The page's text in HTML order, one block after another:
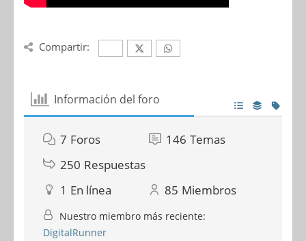
Compartir:
Información del foro
7 Foros 146 Temas
250 Respuestas
1 En línea 85 Miembros
Nuestro miembro más reciente:
DigitalRunner